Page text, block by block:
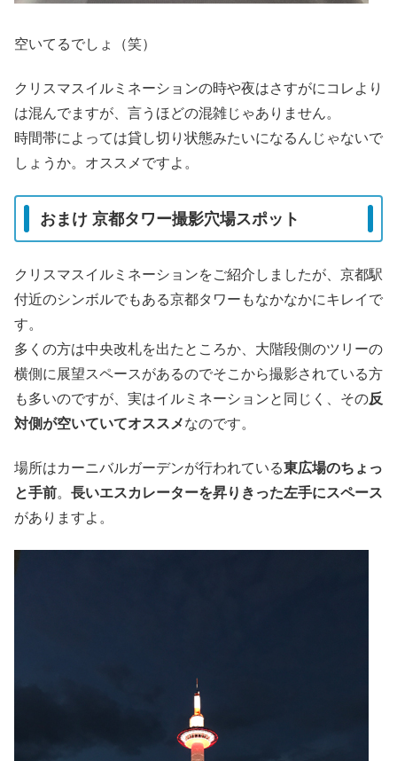
空いてるでしょ（笑）
クリスマスイルミネーションの時や夜はさすがにコレより
は混んでますが、言うほどの混雑じゃありません。
時間帯によっては貸し切り状態みたいになるんじゃないで
しょうか。オススメですよ。
おまけ 京都タワー撮影穴場スポット
クリスマスイルミネーションをご紹介しましたが、京都駅
付近のシンボルでもある京都タワーもなかなかにキレイで
す。
多くの方は中央改札を出たところか、大階段側のツリーの
横側に展望スペースがあるのでそこから撮影されている方
も多いのですが、実はイルミネーションと同じく、その反
対側が空いていてオススメなのです。
場所はカーニバルガーデンが行われている東広場のちょっ
と手前。 長いエスカレーターを昇りきった左手にスペース
がありますよ。